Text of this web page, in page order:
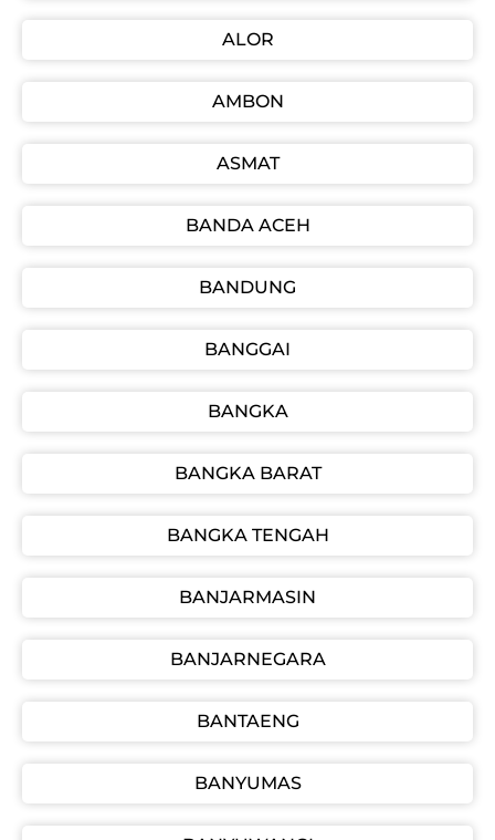
ALOR
AMBON
ASMAT
BANDA ACEH
BANDUNG
BANGGAI
BANGKA
BANGKA BARAT
BANGKA TENGAH
BANJARMASIN
BANJARNEGARA
BANTAENG
BANYUMAS